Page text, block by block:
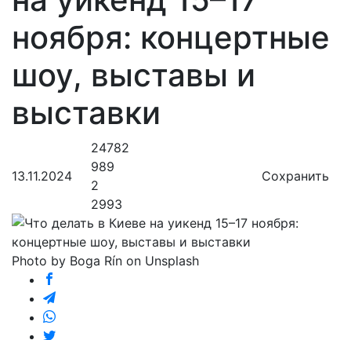
ноября: концертные
шоу, выставы и
выставки
13.11.2024
24782
989
2
2993
Сохранить
Photo by Boga Rín on Unsplash